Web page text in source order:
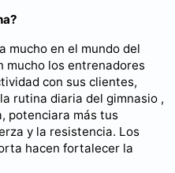
mucho en el mundo del
mucho los entrenadores
con sus clientes,
rutina diaria del gimnasio ,
potenciara más tus
y la resistencia. Los
hacen fortalecer la